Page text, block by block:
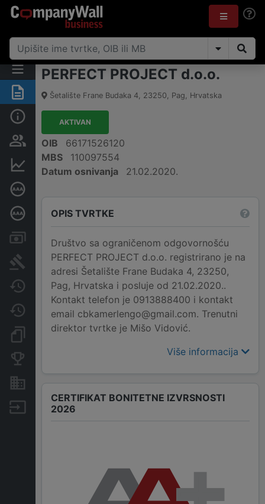
Sažetak
Osobe i vlasništvo
Dubinska bonitetna ocjena
Računi i blokade
Sudske objave
Javne nabavke
Promjene
Dokumenti i objave
Nekretnine i imovina
Izvoz
PERFECT PROJECT d.o.o.
Šetalište Frane Budaka 4, 23250, Pag, Hrvatska
AKTIVAN
OIB
66171526120
MBS
110097554
Datum osnivanja
21.02.2020.
OPIS TVRTKE
Društvo sa ograničenom odgovornošću
PERFECT PROJECT d.o.o. registrirano je na
adresi Šetalište Frane Budaka 4, 23250,
Pag, Hrvatska i posluje od 21.02.2020..
Kontakt telefon je 0913888400 i kontakt
email cbkamerlengo@gmail.com. Trenutni
direktor tvrtke je Mišo Vidović.
Više informacija
CERTIFIKAT BONITETNE IZVRSNOSTI
2026